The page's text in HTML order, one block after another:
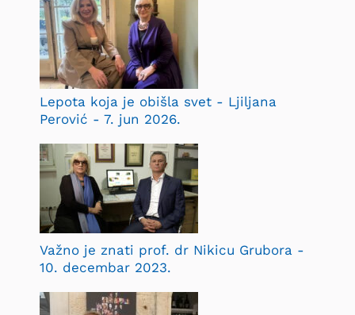
Lepota koja je obišla svet - Ljiljana
Perović - 7. jun 2026.
Važno je znati prof. dr Nikicu Grubora -
10. decembar 2023.